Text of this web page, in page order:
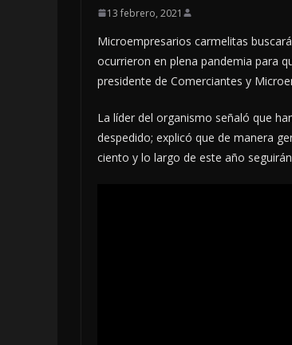
13 febrero, 2021
Microempresarios carmelitas
ocurrieron en plena pandemia para
presidente de Comerciantes y
La líder del organismo señaló que
despedido; explicó que de manera
ciento y lo largo de este año